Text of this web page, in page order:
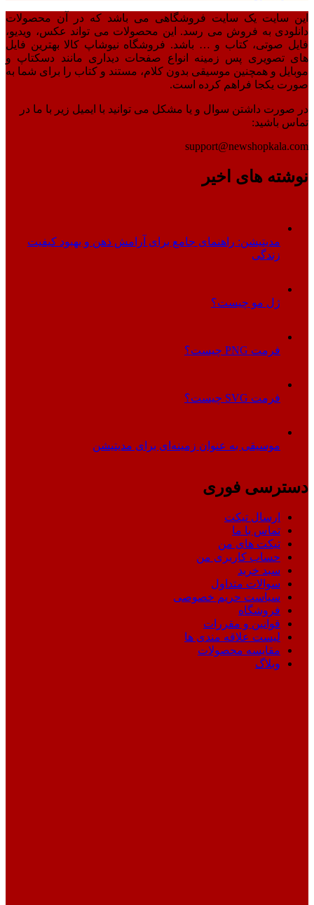
این سایت یک سایت فروشگاهی می باشد که در آن محصولات
دانلودی به فروش می رسد. این محصولات می تواند عکس، ویدیو،
فایل صوتی، کتاب و … باشد. فروشگاه نیوشاپ کالا بهترین فایل
های تصویری پس زمینه انواع صفحات دیداری مانند دسکتاپ و
موبایل و همچنین موسیقی بدون کلام، مستند و کتاب را برای شما به
صورت یکجا فراهم کرده است.
در صورت داشتن سوال و یا مشکل می توانید با ایمیل زیر با ما در
تماس باشید:
support@newshopkala.com
نوشته های اخیر
مدیتیشن: راهنمای جامع برای آرامش ذهن و بهبود کیفیت
زندگی
ژل مو چیست؟
فرمت PNG چیست؟
فرمت SVG چیست؟
موسیقی به عنوان زمینه‌ای برای مدیتیشن
دسترسی فوری
ارسال تیکت
تماس با ما
تیکت های من
حساب کاربری من
سبد خرید
سوالات متداول
سیاست حریم خصوصی
فروشگاه
قوانین و مقررات
لیست علاقه مندی ها
مقایسه محصولات
وبلاگ